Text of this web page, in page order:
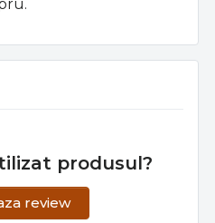
produsul?
review